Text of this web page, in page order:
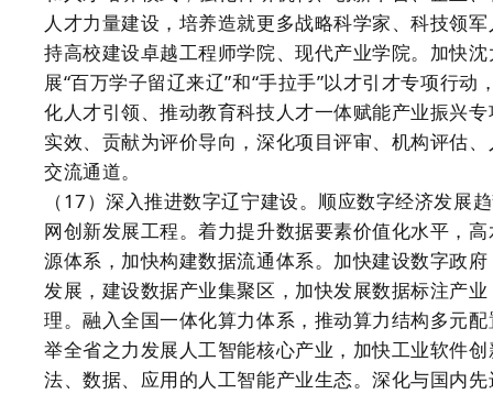
人才力量建设，培养造就更多战略科学家、科技领
持高校建设卓越工程师学院、现代产业学院。加快
展“百万学子留辽来辽”和“手拉手”以才引才专项行
化人才引领、推动教育科技人才一体赋能产业振兴
实效、贡献为评价导向，深化项目评审、机构评估
交流通道。
（17）深入推进数字辽宁建设。顺应数字经济发展
网创新发展工程。着力提升数据要素价值化水平，
源体系，加快构建数据流通体系。加快建设数字政
发展，建设数据产业集聚区，加快发展数据标注产
理。融入全国一体化算力体系，推动算力结构多元
举全省之力发展人工智能核心产业，加快工业软件
法、数据、应用的人工智能产业生态。深化与国内